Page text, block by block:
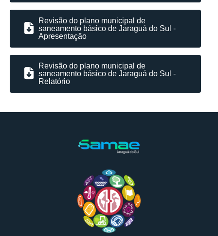
Revisão do plano municipal de
saneamento básico de Jaraguá do Sul -
Apresentação
Revisão do plano municipal de
saneamento básico de Jaraguá do Sul -
Relatório